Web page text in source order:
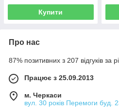
Купити
Про нас
87% позитивних з 207 відгуків за
Працює з 25.09.2013
м. Черкаси
вул. 30 років Перемоги буд.